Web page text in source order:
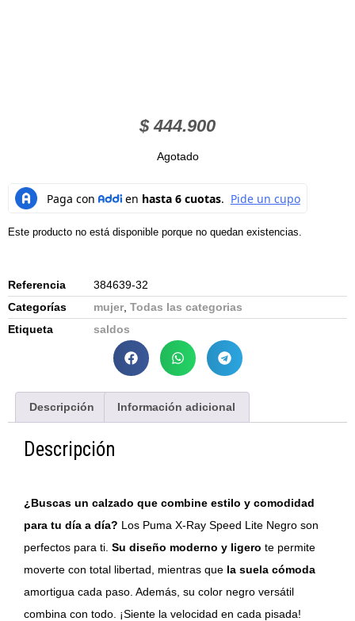
$444.900
Agotado
Este producto no está disponible porque no quedan existencias.
Referencia
384639-32
Categorías
mujer, Todas las categorias
Etiqueta
saldos
Descripción Información adicional
Descripción
¿Buscas un calzado que combine estilo y comodidad
para tu día a día? Los Puma X-Ray Speed Lite Negro son
perfectos para ti. Su diseño moderno y ligero te permite
moverte con total libertad, mientras que la suela cómoda
amortigua cada paso. Además, su color negro versátil
combina con todo. ¡Siente la velocidad en cada pisada!